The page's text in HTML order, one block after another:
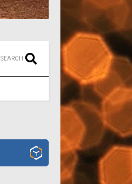
SEARCH